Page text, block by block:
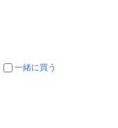
一緒に買う